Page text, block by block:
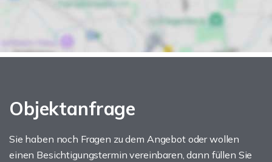
Objektanfrage
Sie haben noch Fragen zu dem Angebot oder wollen
einen Besichtigungstermin vereinbaren, dann füllen Sie